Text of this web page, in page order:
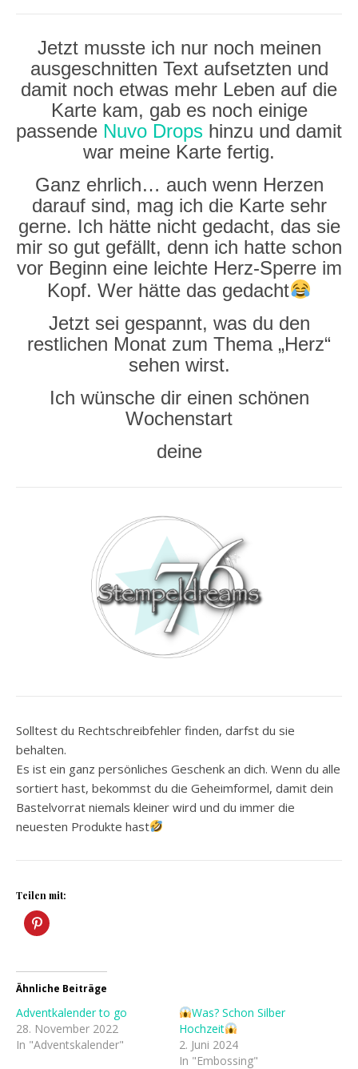
Jetzt musste ich nur noch meinen
ausgeschnitten Text aufsetzten und
damit noch etwas mehr Leben auf die
Karte kam, gab es noch einige
passende Nuvo Drops hinzu und damit
war meine Karte fertig.
Ganz ehrlich… auch wenn Herzen
darauf sind, mag ich die Karte sehr
gerne. Ich hätte nicht gedacht, das sie
mir so gut gefällt, denn ich hatte schon
vor Beginn eine leichte Herz-Sperre im
Kopf. Wer hätte das gedacht
Jetzt sei gespannt, was du den
restlichen Monat zum Thema „Herz“
sehen wirst.
Ich wünsche dir einen schönen
Wochenstart
deine
Solltest du Rechtschreibfehler finden, darfst du sie
behalten.
Es ist ein ganz persönliches Geschenk an dich. Wenn du alle
sortiert hast, bekommst du die Geheimformel, damit dein
Bastelvorrat niemals kleiner wird und du immer die
neuesten Produkte hast
Teilen mit:
Ähnliche Beiträge
Adventkalender to go
28. November 2022
In "Adventskalender"
Was? Schon Silber
Hochzeit
2. Juni 2024
In "Embossing"